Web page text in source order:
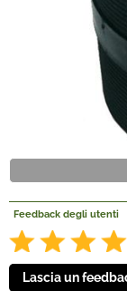
Feedback degli utenti